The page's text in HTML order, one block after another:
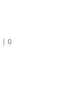
| 0